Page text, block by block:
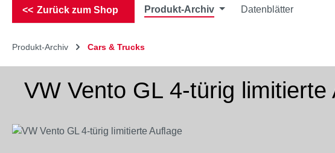
Zurück zum Shop Produkt-Archiv Datenblätter
Produkt-Archiv Cars & Trucks
VW Vento GL 4-türig limitierte
Bildergalerie überspringen